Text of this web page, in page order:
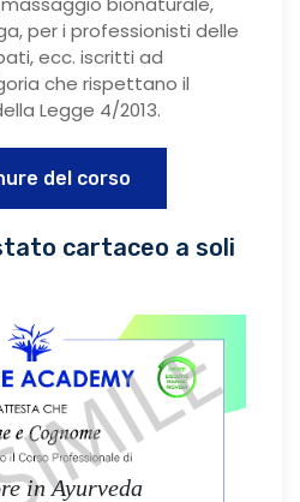
per i professionisti delle
ecc. iscritti ad
che rispettano il
Legge 4/2013.
del corso
cartaceo a soli
in Ayurveda